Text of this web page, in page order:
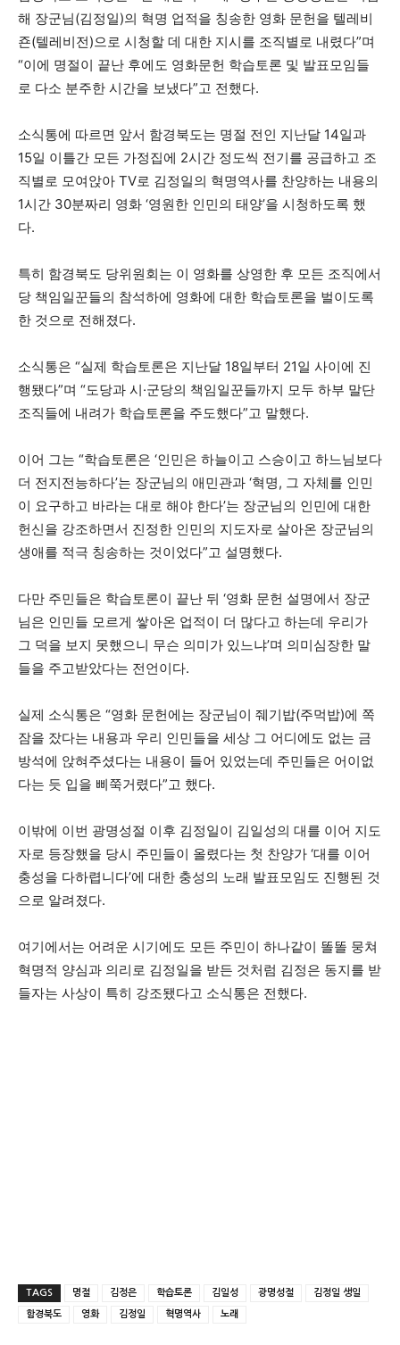
해 장군님(김정일)의 혁명 업적을 칭송한 영화 문헌을 텔레비
죤(텔레비전)으로 시청할 데 대한 지시를 조직별로 내렸다”며
“이에 명절이 끝난 후에도 영화문헌 학습토론 및 발표모임들
로 다소 분주한 시간을 보냈다”고 전했다.
소식통에 따르면 앞서 함경북도는 명절 전인 지난달 14일과
15일 이틀간 모든 가정집에 2시간 정도씩 전기를 공급하고 조
직별로 모여앉아 TV로 김정일의 혁명역사를 찬양하는 내용의
1시간 30분짜리 영화 ‘영원한 인민의 태양’을 시청하도록 했
다.
특히 함경북도 당위원회는 이 영화를 상영한 후 모든 조직에서
당 책임일꾼들의 참석하에 영화에 대한 학습토론을 벌이도록
한 것으로 전해졌다.
소식통은 “실제 학습토론은 지난달 18일부터 21일 사이에 진
행됐다”며 “도당과 시·군당의 책임일꾼들까지 모두 하부 말단
조직들에 내려가 학습토론을 주도했다”고 말했다.
이어 그는 “학습토론은 ‘인민은 하늘이고 스승이고 하느님보다
더 전지전능하다’는 장군님의 애민관과 ‘혁명, 그 자체를 인민
이 요구하고 바라는 대로 해야 한다’는 장군님의 인민에 대한
헌신을 강조하면서 진정한 인민의 지도자로 살아온 장군님의
생애를 적극 칭송하는 것이었다”고 설명했다.
다만 주민들은 학습토론이 끝난 뒤 ‘영화 문헌 설명에서 장군
님은 인민들 모르게 쌓아온 업적이 더 많다고 하는데 우리가
그 덕을 보지 못했으니 무슨 의미가 있느냐’며 의미심장한 말
들을 주고받았다는 전언이다.
실제 소식통은 “영화 문헌에는 장군님이 줴기밥(주먹밥)에 쪽
잠을 잤다는 내용과 우리 인민들을 세상 그 어디에도 없는 금
방석에 앉혀주셨다는 내용이 들어 있었는데 주민들은 어이없
다는 듯 입을 삐쭉거렸다”고 했다.
이밖에 이번 광명성절 이후 김정일이 김일성의 대를 이어 지도
자로 등장했을 당시 주민들이 올렸다는 첫 찬양가 ‘대를 이어
충성을 다하렵니다’에 대한 충성의 노래 발표모임도 진행된 것
으로 알려졌다.
여기에서는 어려운 시기에도 모든 주민이 하나같이 똘똘 뭉쳐
혁명적 양심과 의리로 김정일을 받든 것처럼 김정은 동지를 받
들자는 사상이 특히 강조됐다고 소식통은 전했다.
TAGS 명절 김정은 학습토론 김일성 광명성절 김정일 생일
함경북도 영화 김정일 혁명역사 노래